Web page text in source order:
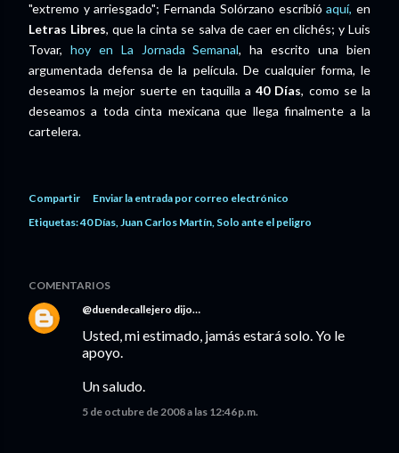
"extremo y arriesgado"; Fernanda Solórzano escribióaquí, en
Letras Libres, que la cinta se salva de caer en clichés; y Luis
Tovar, hoy en La Jornada Semanal, ha escrito una bien
argumentada defensa de la película. De cualquier forma, le
deseamos la mejor suerte en taquilla a40 Días, como se la
deseamos a toda cinta mexicana que llega finalmente a la
cartelera.
Compartir
Enviar la entrada por correo electrónico
Etiquetas:40 Días Juan Carlos Martín Solo ante el peligro
COMENTARIOS
@duendecallejero dijo…
Usted, mi estimado, jamás estará solo. Yo le
apoyo.
Un saludo.
5 de octubre de 2008 a las 12:46 p.m.